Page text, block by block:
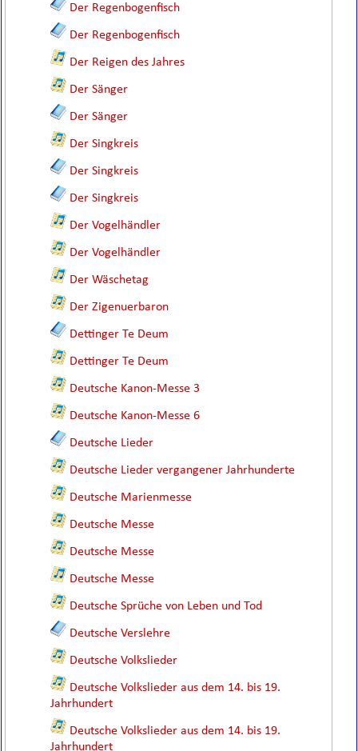
Der Regenbogenfisch
Der Regenbogenfisch
Der Reigen des Jahres
Der Sänger
Der Sänger
Der Singkreis
Der Singkreis
Der Singkreis
Der Vogelhändler
Der Vogelhändler
Der Wäschetag
Der Zigenuerbaron
Dettinger Te Deum
Dettinger Te Deum
Deutsche Kanon-Messe 3
Deutsche Kanon-Messe 6
Deutsche Lieder
Deutsche Lieder vergangener Jahrhunderte
Deutsche Marienmesse
Deutsche Messe
Deutsche Messe
Deutsche Messe
Deutsche Sprüche von Leben und Tod
Deutsche Verslehre
Deutsche Volkslieder
Deutsche Volkslieder aus dem 14. bis 19.
Jahrhundert
Deutsche Volkslieder aus dem 14. bis 19.
Jahrhundert